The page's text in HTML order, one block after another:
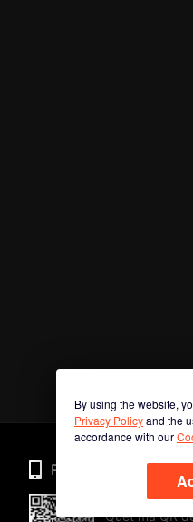
By using the website,
Privacy Policyand the
accordance with our
Phone
Quét mã QR